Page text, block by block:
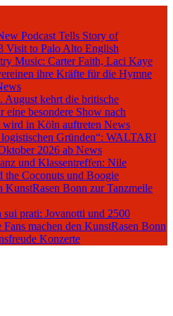
Podcast Tells Story of
Visit to Palo Alto English
Music: Carter Faith, Laci Kaye
ihre Kräfte für die Hymne
August kehrt die britische
besondere Show nach
wird in Köln auftreten News
logistischen Gründen“: WALTARI
2026 ab News
und Klassentreffen: Nile
the Coconuts und Boogie
KunstRasen Bonn zur Tanzmeile
sui prati: Jovanotti und 2500
machen den KunstRasen Bonn
Konzerte